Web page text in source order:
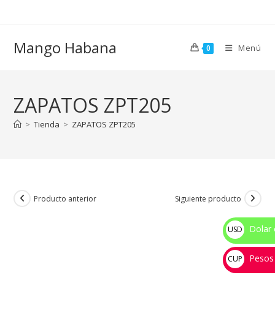
Mango Habana 0 Menú
ZAPATOS ZPT205
> Tienda > ZAPATOS ZPT205
Producto anterior Siguiente producto
USD
$
Dolar
CUP
💰
Pesos